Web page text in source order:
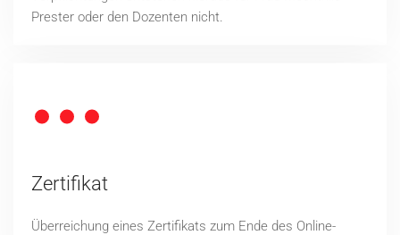
Prester oder den Dozenten nicht.
Zertifikat
Überreichung eines Zertifikats zum Ende des Online-